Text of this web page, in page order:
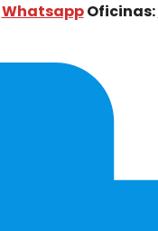
WhatsappOficinas: